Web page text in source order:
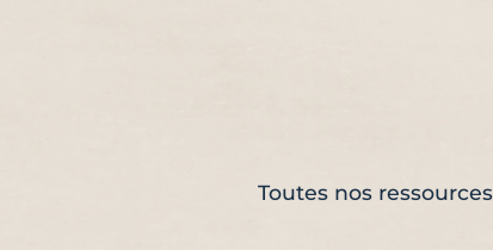
Toutes nos